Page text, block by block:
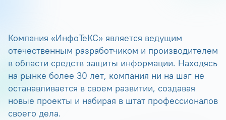
Компания «ИнфоТеКС» является ведущим
отечественным разработчиком и производителем
в области средств защиты информации. Находясь
на рынке более 30 лет, компания ни на шаг не
останавливается в своем развитии, создавая
новые проекты и набирая в штат профессионалов
своего дела.